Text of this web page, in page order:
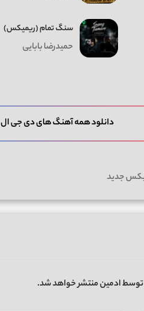
سنگ تمام (ریمیکس)
حمیدرضا بابایی
دانلود همه آهنگ های دی جی ال
جدید
توسط ادمین منتشر خواهد شد.